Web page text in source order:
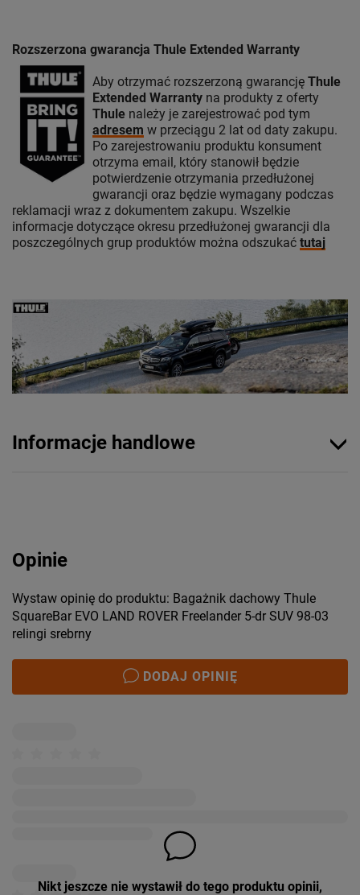
Rozszerzona gwarancja Thule Extended Warranty
Aby otrzymać rozszerzoną gwarancję Thule
Extended Warranty na produkty z oferty
Thule należy je zarejestrować pod tym
adresem w przeciągu 2 lat od daty zakupu.
Po zarejestrowaniu produktu konsument
otrzyma email, który stanowił będzie
potwierdzenie otrzymania przedłużonej
gwarancji oraz będzie wymagany podczas
reklamacji wraz z dokumentem zakupu. Wszelkie
informacje dotyczące okresu przedłużonej gwarancji dla
poszczególnych grup produktów można odszukać tutaj
Informacje handlowe
Opinie
Wystaw opinię do produktu: Bagażnik dachowy Thule
SquareBar EVO LAND ROVER Freelander 5-dr SUV 98-03
relingi srebrny
DODAJ OPINIĘ
Nikt jeszcze nie wystawił do tego produktu opinii,